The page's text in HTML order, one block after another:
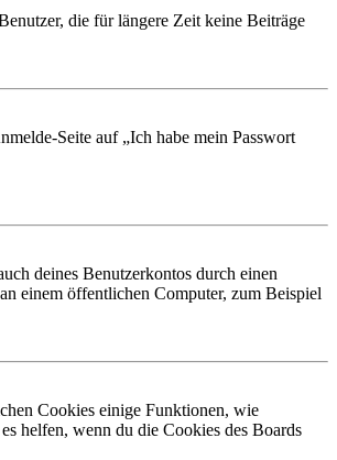
die für längere Zeit keine Beiträge
Seite auf „Ich habe mein Passwort
deines Benutzerkontos durch einen
einem öffentlichen Computer, zum Beispiel
Cookies einige Funktionen, wie
helfen, wenn du die Cookies des Boards